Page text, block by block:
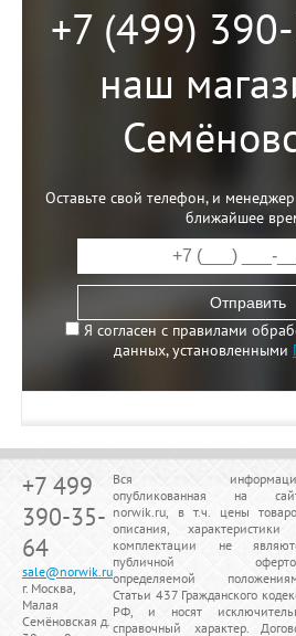
+7 (499)
наш
Оставьте свой телефон, и
ближайшее
Отправить
Я согласен с правилами
данных, установленными
+7 499
390-35-
64
sale@norwik.ru
г. Москва,
Малая
Семёновская д.
Вся
опубликованная на
norwik.ru, в т.ч. цены
описания,
комплектации не
публичной
определяемой
Статьи 437 Гражданского
РФ, и носят
справочный характер.